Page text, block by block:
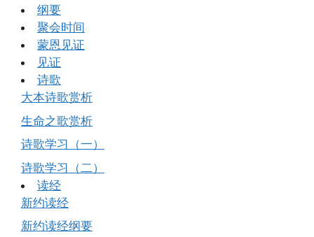
纲要
聚会时间
蒙恩见证
见证
诗歌
大本诗歌赏析
生命之歌赏析
诗歌学习（一）
诗歌学习（二）
读经
新约读经
新约读经纲要